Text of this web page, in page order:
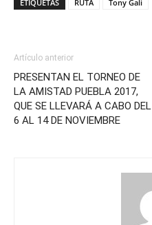
ETIQUETAS RUTA Tony Gali
Artículo anterior
PRESENTAN EL TORNEO DE
LA AMISTAD PUEBLA 2017,
QUE SE LLEVARÁ A CABO DEL
6 AL 14 DE NOVIEMBRE